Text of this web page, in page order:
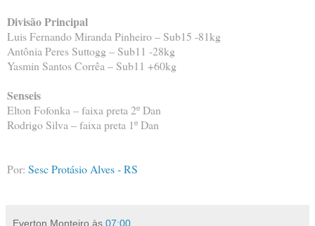
Divisão Principal
Luis Fernando Miranda Pinheiro – Sub15 -81kg
Antônia Peres Suttogg – Sub11 -28kg
Yasmin Santos Corrêa – Sub11 +60kg
Senseis
Elton Fofonka – faixa preta 2º Dan
Rodrigo Silva – faixa preta 1º Dan
Por: Sesc Protásio Alves - RS
Everton Monteiro às 07:00